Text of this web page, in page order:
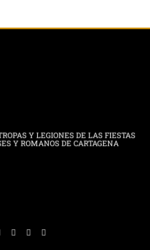
Y LEGIONES DE LAS FIESTAS
Y ROMANOS DE CARTAGENA